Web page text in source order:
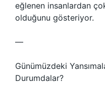
eğlenen insanlardan
olduğunu gösteriyor.
—
Günümüzdeki
Durumdalar?